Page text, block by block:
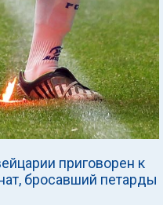
приговорен к
бросавший петарды